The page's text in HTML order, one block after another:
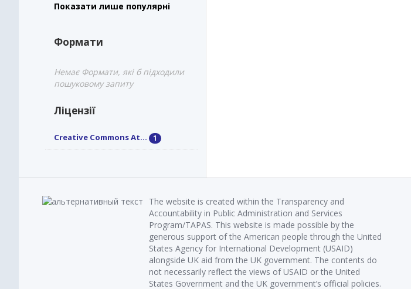
Показати лише популярні
Формати
Немає Формати, які б підходили
пошуковому запиту
Ліцензії
Creative Commons At... 1
The website is created within the Transparency and
Accountability in Public Administration and Services
Program/TAPAS. This website is made possible by the
generous support of the American people through the United
States Agency for International Development (USAID)
alongside UK aid from the UK government. The contents do
not necessarily reflect the views of USAID or the United
States Government and the UK government’s official policies.